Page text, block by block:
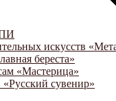
искусств
береста»
«Мастерица»
сувенир»